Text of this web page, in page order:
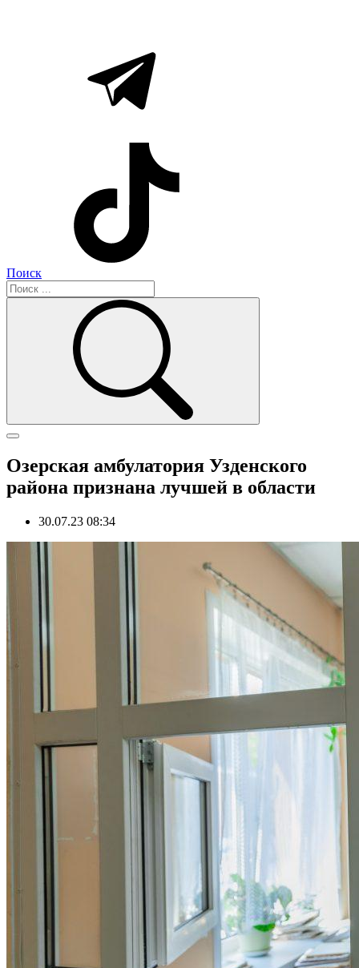
Поиск
Озерская амбулатория Узденского
района признана лучшей в области
30.07.23 08:34